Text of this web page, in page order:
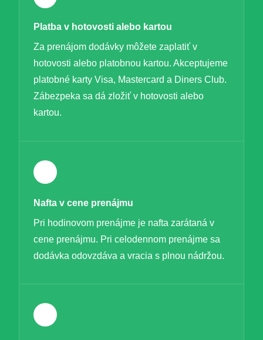
Platba v hotovosti alebo kartou
Za prenájom dodávky môžete zaplatiť v
hotovosti alebo platobnou kartou. Akceptujeme
platobné karty Visa, Mastercard a Diners Club.
Zábezpeka sa dá zložiť v hotovosti alebo
kartou.
Nafta v cene prenájmu
Pri hodinovom prenájme je nafta zarátaná v
cene prenájmu. Pri celodennom prenájme sa
dodávka odovzdáva a vracia s plnou nádržou.